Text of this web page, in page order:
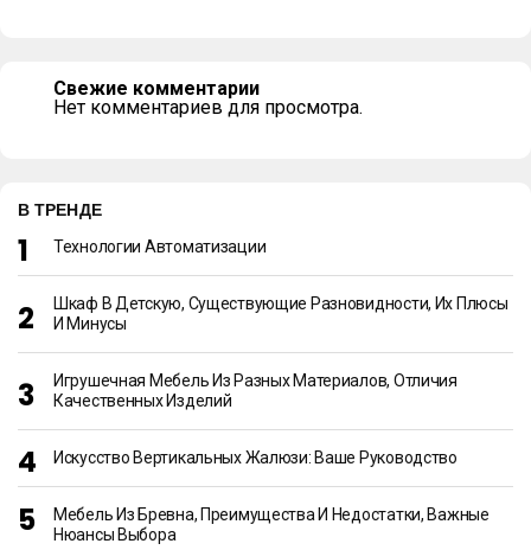
Свежие комментарии
Нет комментариев для просмотра.
В ТРЕНДЕ
Технологии Автоматизации
Шкаф В Детскую, Существующие Разновидности, Их Плюсы
И Минусы
Игрушечная Мебель Из Разных Материалов, Отличия
Качественных Изделий
Искусство Вертикальных Жалюзи: Ваше Руководство
Мебель Из Бревна, Преимущества И Недостатки, Важные
Нюансы Выбора